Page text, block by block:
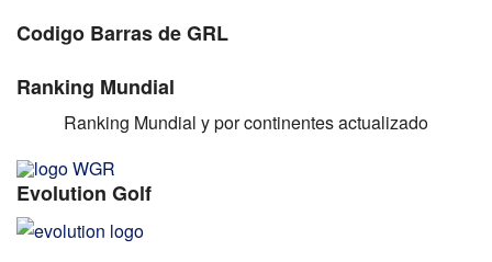
Codigo Barras de GRL
Ranking Mundial
Ranking Mundial y por continentes actualizado
Evolution Golf